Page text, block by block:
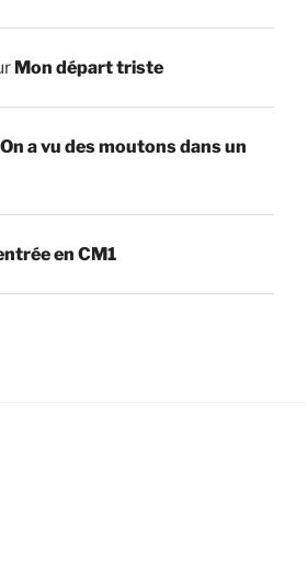
Mon départ triste
On a vu des moutons dans un
en CM1